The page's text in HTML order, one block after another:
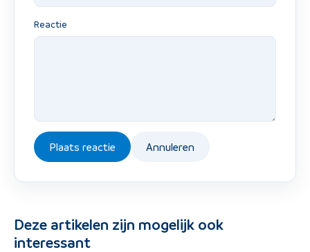
Reactie
Plaats reactie Annuleren
Deze artikelen zijn mogelijk ook
interessant